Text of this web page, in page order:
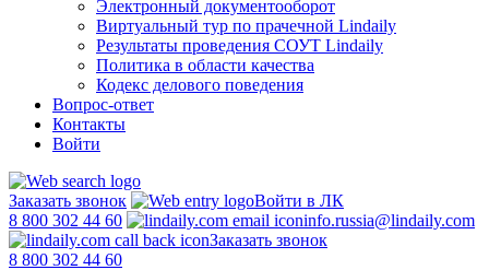
Электронный документооборот
Виртуальный тур по прачечной Lindaily
Результаты проведения СОУТ Lindaily
Политика в области качества
Кодекс делового поведения
Вопрос-ответ
Контакты
Войти
Заказать звонок
Войти в ЛК
8 800 302 44 60
info.russia@lindaily.com
Заказать звонок
8 800 302 44 60